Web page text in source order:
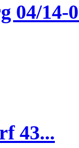
04/14-
43...